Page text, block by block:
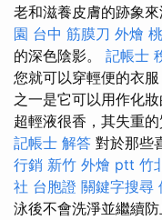
老和滋養皮膚的跡象來
園 台中 筋膜刀 外燴
的深色陰影。 記帳士
您就可以穿輕便的衣
之一是它可以用作化妝
超輕液很香，其失重
記帳士 解答 對於那些
行銷 新竹 外燴 ptt 竹
社 台胞證 關鍵字搜尋
泳後不會洗淨並繼續